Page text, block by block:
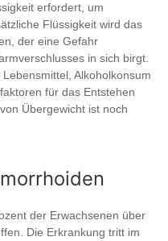
erfordert, um
Flüssigkeit wird das
der eine Gefahr
in sich birgt.
Alkoholkonsum
für das Entstehen
Übergewicht ist noch
der Erwachsenen über
Die Erkrankung tritt im